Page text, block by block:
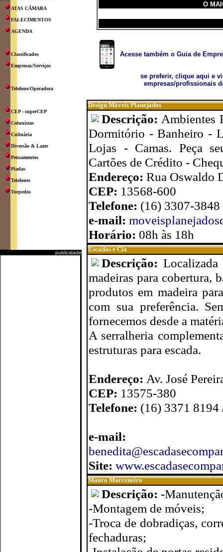
ATAS CÂMARA
FALECIMENTOS
AGENDA
Classificados
Empresas/Serviços
Telefone/Operadora
CEP - superCEP
Colunistas
Culinária
Diversão & Lazer
Pensamentos
Piadas
Telefones
Torpedos
publicidade
O
Acesse também o Guia de
se preferir, clique aqui e
empresas/profissionais
Design Móveis Planejados
Descrição: Ambientes
Dormitório - Banheiro -
Lojas - Camas. Peça
Cartões de Crédito -
Endereço: Rua Oswaldo
CEP: 13568-600
Telefone: (16) 3307-
e-mail:
Horário: 08h às 18h
Escadas e Cia
Descrição:Localizada
madeiras para cobertura,
produtos em madeira
com sua preferência.
fornecemos desde a
A serralheria
estruturas para escada.
Endereço: Av. José
CEP: 13575-380
Telefone: (16) 3371 8194
e-mail:
Site:
Mauro Marceneiro
Descrição: -
-Montagem de móveis;
-Troca de dobradiças,
fechaduras;